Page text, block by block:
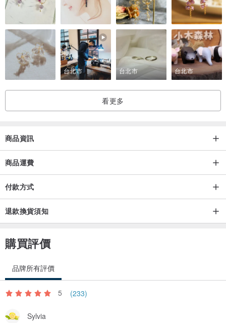
書籤尺 X 1
★ 清新綠植造型PET貼紙 X 10張
台北市 台北市 台北市
看更多
商品資訊
商品運費
付款方式
退款換貨須知
購買評價
品牌所有評價
5 (233)
Sylvia